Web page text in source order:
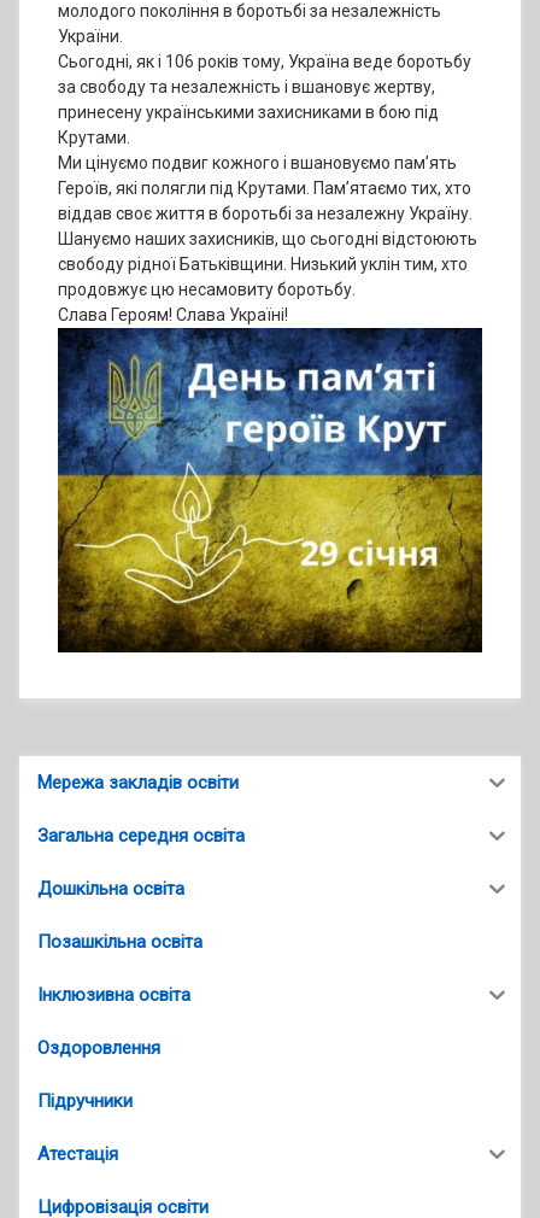
молодого покоління в боротьбі за незалежність
України.
Сьогодні, як і 106 років тому, Україна веде боротьбу
за свободу та незалежність і вшановує жертву,
принесену українськими захисниками в бою під
Крутами.
Ми цінуємо подвиг кожного і вшановуємо пам’ять
Героїв, які полягли під Крутами. Пам’ятаємо тих, хто
віддав своє життя в боротьбі за незалежну Україну.
Шануємо наших захисників, що сьогодні відстоюють
свободу рідної Батьківщини. Низький уклін тим, хто
продовжує цю несамовиту боротьбу.
Слава Героям! Слава Україні!
Мережа закладів освіти
Загальна середня освіта
Дошкільна освіта
Позашкільна освіта
Інклюзивна освіта
Оздоровлення
Підручники
Атестація
Цифровізація освіти